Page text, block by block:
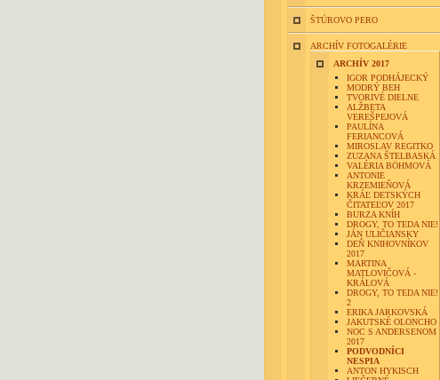
ŠTÚROVO PERO
ARCHÍV FOTOGALÉRIE
ARCHÍV 2017
IGOR PODHÁJECKÝ
MODRÝ BEH
TVORIVÉ DIELNE
ALŽBETA
VEREŠPEJOVÁ
PAULÍNA
FERIANCOVÁ
MIROSLAV REGITKO
ZUZANA ŠTELBASKÁ
VALÉRIA BÖHMOVÁ
ANTONIE
KRZEMIEŇOVÁ
KRÁĽ DETSKÝCH
ČITATEĽOV 2017
BURZA KNÍH
DROGY, TO TEDA NIE!
JÁN ULIČIANSKY
DEŇ KNIHOVNÍKOV
2017
MARTINA
MATLOVIČOVÁ -
KRÁLOVÁ
DROGY, TO TEDA NIE!
2
ERIKA JARKOVSKÁ
JAKUTSKÉ OLONCHO
NOC S ANDERSENOM
2017
PODVODNÍCI
NESPIA
ANTON HYKISCH